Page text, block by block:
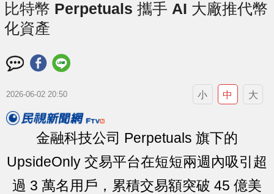
比特幣 Perpetuals 攜手 AI 大廠推代幣
化資產
2026-06-02 20:50 小 中 大
金融科技公司 Perpetuals 旗下的
UpsideOnly 交易平台在短短兩週內吸引超
過 3 萬名用戶，累積交易額突破 45 億美